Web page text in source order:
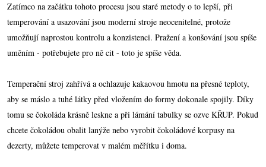
Zatímco na začátku tohoto procesu jsou staré metody o to lepší, při
temperování a usazování jsou moderní stroje neocenitelné, protože
umožňují naprostou kontrolu a konzistenci. Pražení a konšování jsou spíše
uměním - potřebujete pro ně cit - toto je spíše věda.
Temperační stroj zahřívá a ochlazuje kakaovou hmotu na přesné teploty,
aby se máslo a tuhé látky před vložením do formy dokonale spojily. Díky
tomu se čokoláda krásně leskne a při lámání tabulky se ozve KŘUP. Pokud
chcete čokoládou obalit lanýže nebo vyrobit čokoládové korpusy na
dezerty, můžete temperovat v malém měřítku i doma.